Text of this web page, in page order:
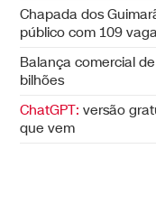
Chapada dos
público com 109
Balança comercial
bilhões
ChatGPT: versão
que vem